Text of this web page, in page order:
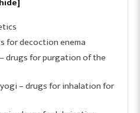
for decoction enema
drugs for purgation of the
– drugs for inhalation for